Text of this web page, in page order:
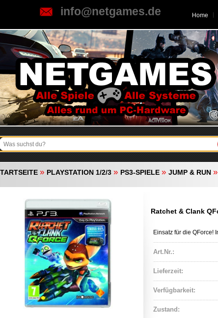
info@netgames.de Home
» PLAYSTATION 1/2/3 » PS3-SPIELE » JUMP & RUN »
Ratchet & Clank
Einsatz für die QForce!
Art.Nr.:
Lieferzeit:
Verfügbarkeit:
Zustand: